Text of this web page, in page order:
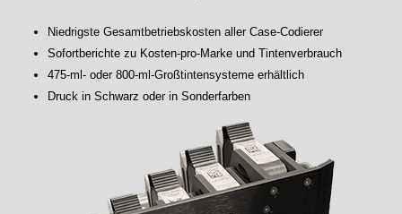
Niedrigste Gesamtbetriebskosten aller Case-Codierer
Sofortberichte zu Kosten-pro-Marke und Tintenverbrauch
475-ml- oder 800-ml-Großtintensysteme erhältlich
Druck in Schwarz oder in Sonderfarben